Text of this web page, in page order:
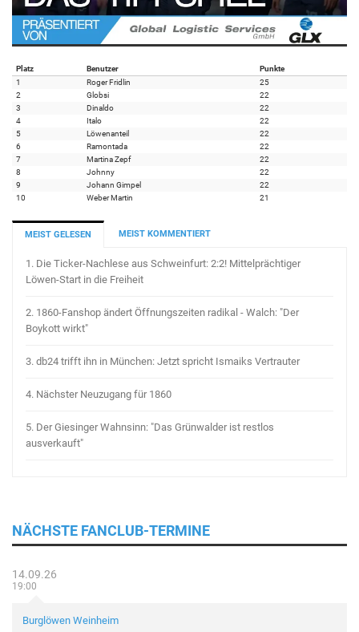
Platz Benutzer
Punkte
1
Roger Fridlin
25
2
Globsi
22
3
Dinaldo
22
4
Italo
22
5
Löwenanteil
22
6
Ramontada
22
7
Martina Zepf
22
8
Johnny
22
9
Johann Gimpel
22
10
Weber Martin 21
MEIST GELESEN MEIST KOMMENTIERT
1. Die Ticker-Nachlese aus Schweinfurt: 2:2! Mittelprächtiger
Löwen-Start in die Freiheit
2. 1860-Fanshop ändert Öffnungszeiten radikal - Walch: "Der
Boykott wirkt"
3. db24 trifft ihn in München: Jetzt spricht Ismaiks Vertrauter
4. Nächster Neuzugang für 1860
5. Der Giesinger Wahnsinn: "Das Grünwalder ist restlos
ausverkauft"
NÄCHSTE FANCLUB-TERMINE
14.09.26
19:00
Burglöwen Weinheim